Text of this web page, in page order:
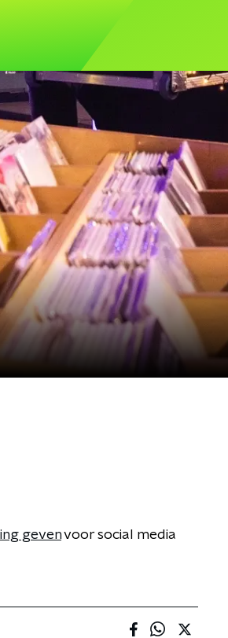
gevenvoor social media